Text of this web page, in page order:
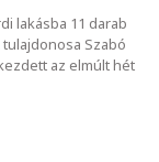
lakásba 11 darab
Szabó
az elmúlt hét